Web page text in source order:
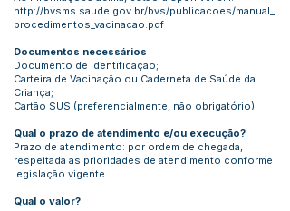
http://bvsms.saude.gov.br/bvs/publicacoes/manual_
procedimentos_vacinacao.pdf
Documentos necessários
Documento de identificação;
Carteira de Vacinação ou Caderneta de Saúde da
Criança;
Cartão SUS (preferencialmente, não obrigatório).
Qual o prazo de atendimento e/ou execução?
Prazo de atendimento: por ordem de chegada,
respeitada as prioridades de atendimento conforme
legislação vigente.
Qual o valor?